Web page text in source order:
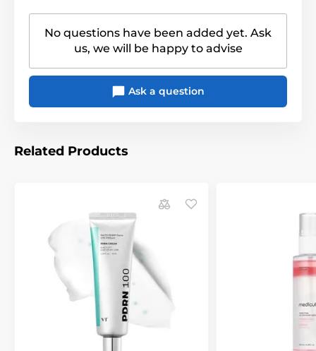
No questions have been added yet. Ask
us, we will be happy to advise
Ask a question
Related Products